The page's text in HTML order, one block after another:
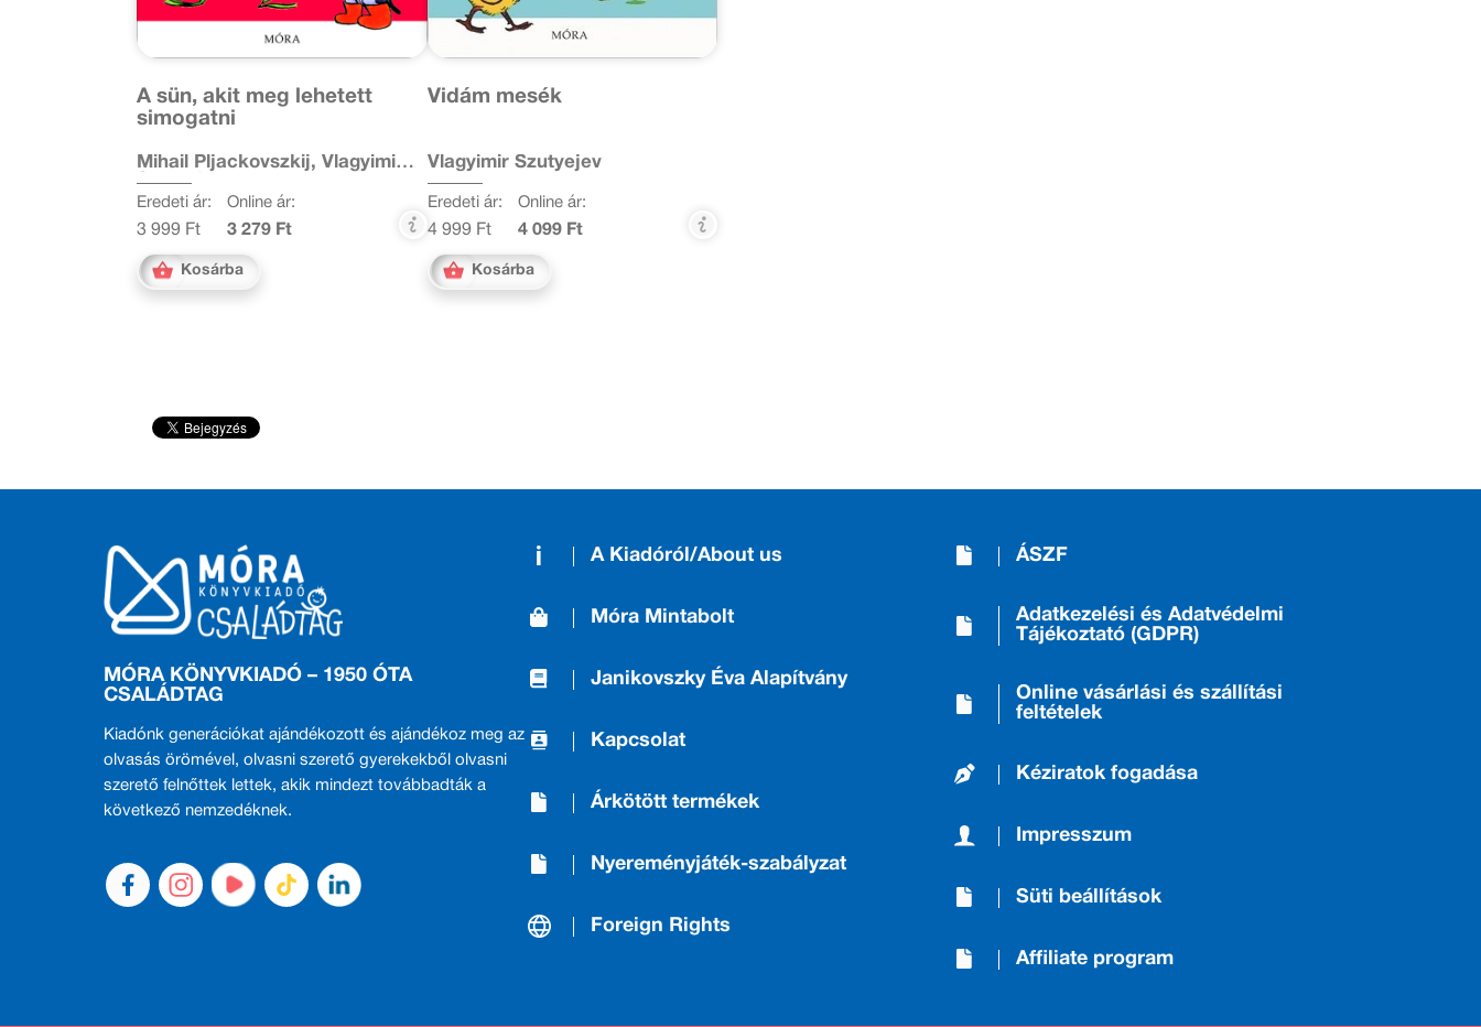
A sün, akit meg lehetett
simogatni
Mihail Pljackovszkij, Vlagyimir
Szutyejev
Eredeti ár:
3 999 Ft
Online ár:
3 279 Ft
Kosárba
Vidám mesék
Vlagyimir Szutyejev
Eredeti ár:
4 999 Ft
Online ár:
4 099 Ft
Kosárba
MÓRA KÖNYVKIADÓ – 1950 ÓTA
CSALÁDTAG
Kiadónk generációkat ajándékozott és ajándékoz meg az
olvasás örömével, olvasni szerető gyerekekből olvasni
szerető felnőttek lettek, akik mindezt továbbadták a
következő nemzedéknek.
A Kiadóról/About us
Móra Mintabolt
Janikovszky Éva Alapítvány
Kapcsolat
Árkötött termékek
Nyereményjáték-szabályzat
Foreign Rights
ÁSZF
Adatkezelési és Adatvédelmi
Tájékoztató (GDPR)
Online vásárlási és szállítási
feltételek
Kéziratok fogadása
Impresszum
Süti beállítások
Affiliate program